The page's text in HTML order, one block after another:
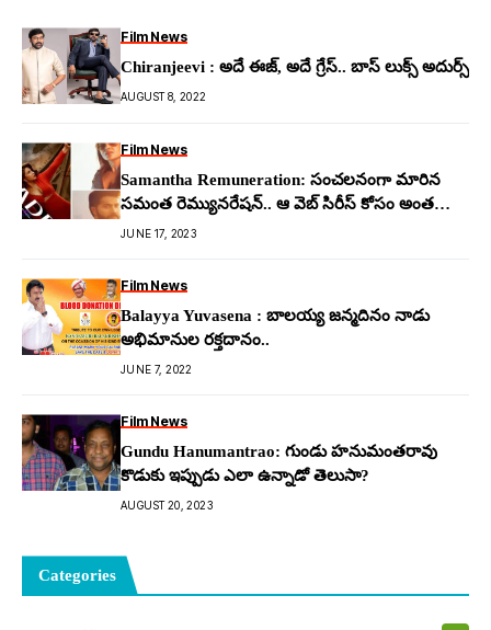
Film News
Chiranjeevi : అదే ఈజ్, అదే గ్రేస్.. బాస్ లుక్స్ అదుర్స్
AUGUST 8, 2022
Film News
Samantha Remuneration: సంచ‌ల‌నంగా మారిన
స‌మంత రెమ్యున‌రేష‌న్.. ఆ వెబ్ సిరీస్ కోసం అంత
పుచ్చుకుందా?
JUNE 17, 2023
Film News
Balayya Yuvasena : బాలయ్య జన్మదినం నాడు
అభిమానుల రక్తదానం..
JUNE 7, 2022
Film News
Gundu Hanumantrao: గుండు హనుమంతరావు
కొడుకు ఇప్పుడు ఎలా ఉన్నాడో తెలుసా?
AUGUST 20, 2023
Categories